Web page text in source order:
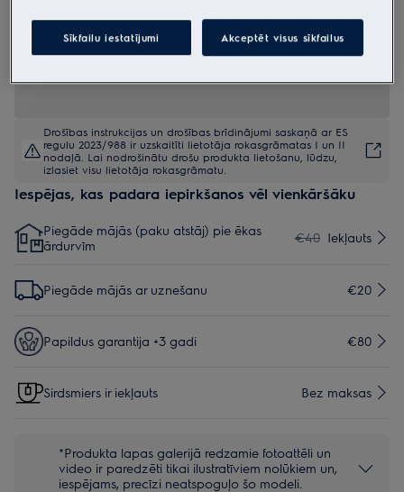
Drošības instrukcijas un drošības brīdinājumi saskaņā ar ES
regulu 2023/988 ir uzskaitīti lietotāja rokasgrāmatas I un II
nodaļā. Lai nodrošinātu drošu produkta lietošanu, lūdzu,
izlasiet visu lietotāja rokasgrāmatu.
Iespējas, kas padara iepirkšanos vēl vienkāršāku
Piegāde mājās (paku atstāj) pie ēkas
ārdurvīm
€40 Iekļauts
Piegāde mājās ar uznešanu €20
Papildus garantija +3 gadi €80
Sirdsmiers ir iekļauts Bez maksas
*Produkta lapas galerijā redzamie fotoattēli un
video ir paredzēti tikai ilustratīviem nolūkiem un,
iespējams, precīzi neatspoguļo šo modeli.
Sīkfailu iestatījumi Akceptēt visus sīkfailus